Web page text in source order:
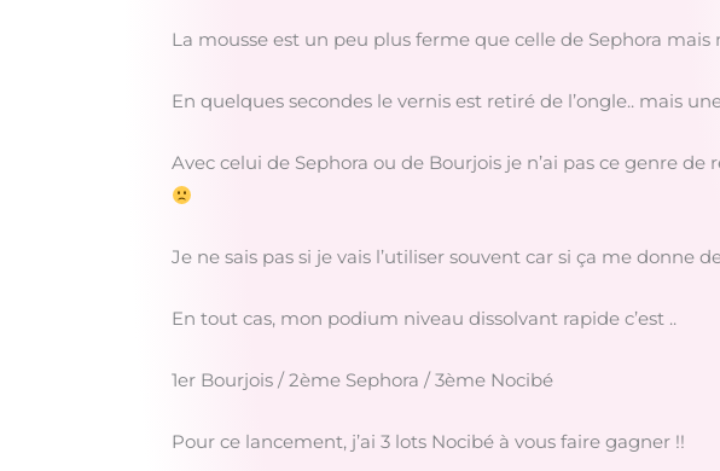
La mousse est un peu plus ferme que celle de Sephora
En quelques secondes le vernis est retiré de l’ongle.. mais
Avec celui de Sephora ou de Bourjois je n’ai pas ce genre
Je ne sais pas si je vais l’utiliser souvent car si ça me donne
En tout cas, mon podium niveau dissolvant rapide c’est ..
1er Bourjois / 2ème Sephora / 3ème Nocibé
Pour ce lancement, j’ai 3 lots Nocibé à vous faire gagner !!